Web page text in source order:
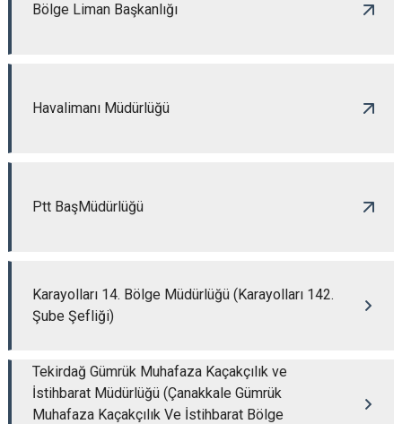
Bölge Liman Başkanlığı
Havalimanı Müdürlüğü
Ptt BaşMüdürlüğü
Karayolları 14. Bölge Müdürlüğü (Karayolları 142.
Şube Şefliği)
Tekirdağ Gümrük Muhafaza Kaçakçılık ve
İstihbarat Müdürlüğü (Çanakkale Gümrük
Muhafaza Kaçakçılık Ve İstihbarat Bölge